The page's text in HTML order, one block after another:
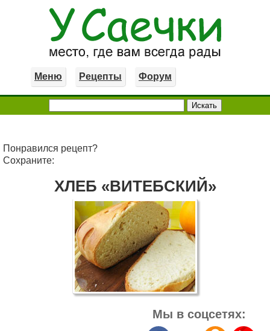
Меню Рецепты Форум
Понравился рецепт?
Сохраните:
ХЛЕБ «ВИТЕБСКИЙ»
Мы в соцсетях: